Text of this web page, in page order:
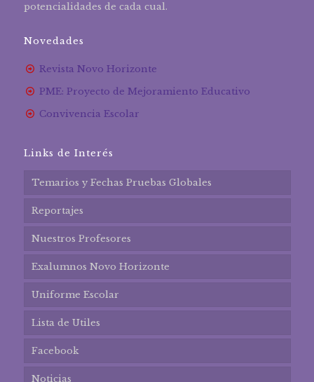
potencialidades de cada cual.
Novedades
Revista Novo Horizonte
PME: Proyecto de Mejoramiento Educativo
Convivencia Escolar
Links de Interés
Temarios y Fechas Pruebas Globales
Reportajes
Nuestros Profesores
Exalumnos Novo Horizonte
Uniforme Escolar
Lista de Utiles
Facebook
Noticias